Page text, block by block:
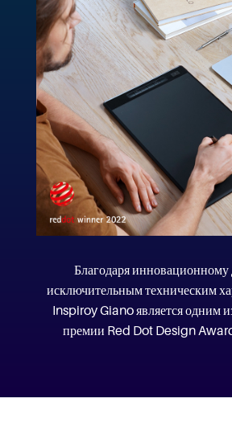
Благодаря инновационному
исключительным техническим
Inspiroy Giano является одним
премии Red Dot Design